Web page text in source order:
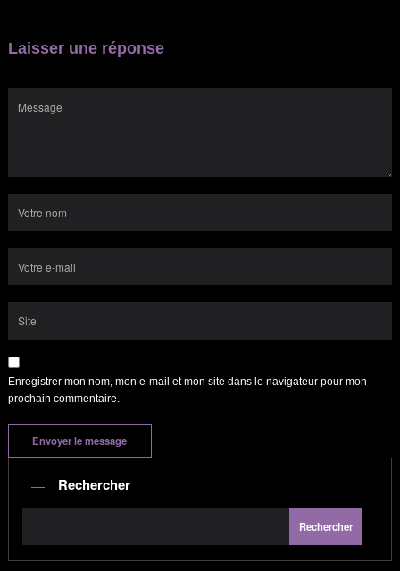
Laisser une réponse
Enregistrer mon nom, mon e-mail et mon site dans le navigateur pour mon
prochain commentaire.
Rechercher
Rechercher